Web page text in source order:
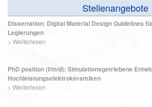
Stellenangebote
Dissertation: Digital Material Design Guidelines
Legierungen
> Weiterlesen
PhD position (f/m/d): Simulationsgetriebene
Hochleistungselektrokeramiken
> Weiterlesen